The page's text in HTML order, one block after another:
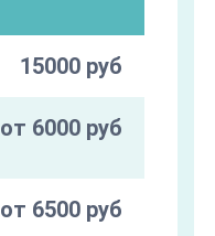
15000 руб
от 6000 руб
от 6500 руб